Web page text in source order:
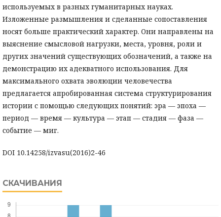
используемых в разных гуманитарных науках.
Изложенные размышления и сделанные сопоставления
носят больше практический характер. Они направлены на
выяснение смысловой нагрузки, места, уровня, роли и
других значений существующих обозначений, а также на
демонстрацию их адекватного использования. Для
максимального охвата эволюции человечества
предлагается апробированная система структурирования
истории с помощью следующих понятий: эра — эпоха —
период — время — культура — этап — стадия — фаза —
событие — миг.
DOI 10.14258/izvasu(2016)2-46
СКАЧИВАНИЯ